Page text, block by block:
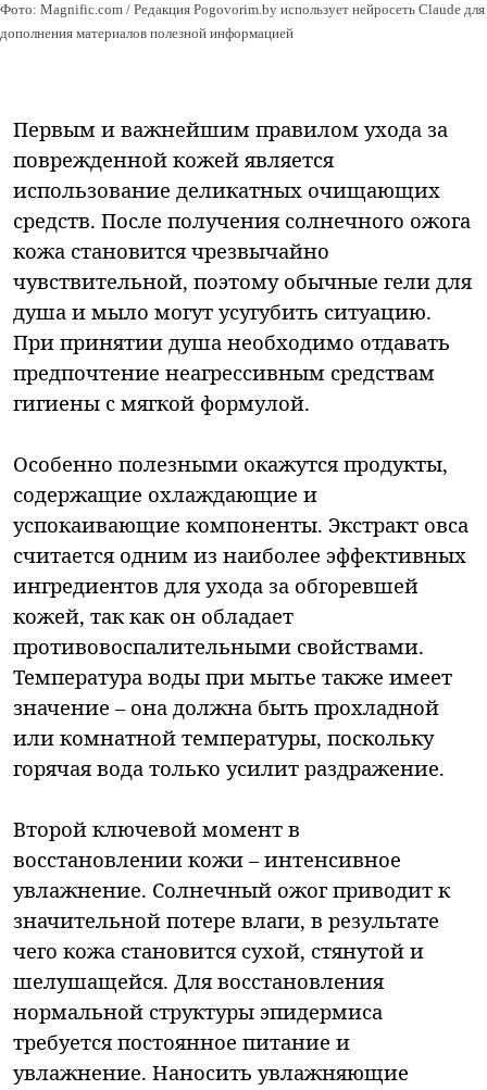
Фото: Magnific.com / Редакция Pogovorim.by использует нейросеть Claude для
дополнения материалов полезной информацией
Первым и важнейшим правилом ухода за
поврежденной кожей является
использование деликатных очищающих
средств. После получения солнечного ожога
кожа становится чрезвычайно
чувствительной, поэтому обычные гели для
душа и мыло могут усугубить ситуацию.
При принятии душа необходимо отдавать
предпочтение неагрессивным средствам
гигиены с мягкой формулой.
Особенно полезными окажутся продукты,
содержащие охлаждающие и
успокаивающие компоненты. Экстракт овса
считается одним из наиболее эффективных
ингредиентов для ухода за обгоревшей
кожей, так как он обладает
противовоспалительными свойствами.
Температура воды при мытье также имеет
значение – она должна быть прохладной
или комнатной температуры, поскольку
горячая вода только усилит раздражение.
Второй ключевой момент в
восстановлении кожи – интенсивное
увлажнение. Солнечный ожог приводит к
значительной потере влаги, в результате
чего кожа становится сухой, стянутой и
шелушащейся. Для восстановления
нормальной структуры эпидермиса
требуется постоянное питание и
увлажнение. Наносить увлажняющие